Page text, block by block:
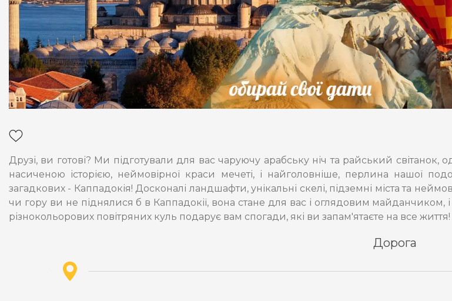
Друзі, ви готові? Ми підготували для вас чаруючу арабську ніч та райський
насиченою історією, неймовірної краси мечеті, і найголовніше, перлина нашої
загадкових - Каппадокія! Досконалі ландшафти, унікальні скелі, підземні міста та
чи гору ви не піднялися б в Каппадокії, вона стане для вас і оглядовим майданчиком,
різнокольорових повітряних куль подарує вам спогади, які ви запам'ятаєте на все життя!
Дорога